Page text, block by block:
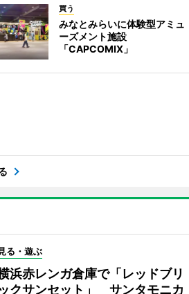
買う
みなとみらいに体験型アミュ
ーズメント施設
「CAPCOMIX」
る・遊ぶ
浜赤レンガ倉庫で「レッドブリ
ックサンセット」 サンタモニカ